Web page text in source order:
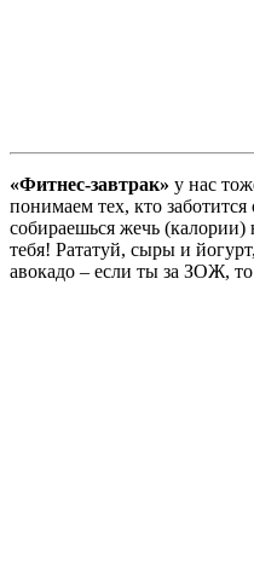
«Фитнес-завтрак» у нас
понимаем тех, кто
собираешься жечь (калории)
тебя! Рататуй, сыры и
авокадо – если ты за ЗОЖ,